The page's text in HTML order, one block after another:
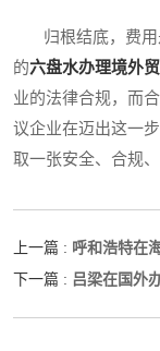
归根结底，费用
的六盘水办理境外
业的法律合规，而
议企业在迈出这一
取一张安全、合规
上一篇 : 呼和浩特在
下一篇 : 吕梁在国外